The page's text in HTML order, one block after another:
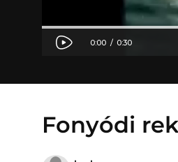
Fonyódi